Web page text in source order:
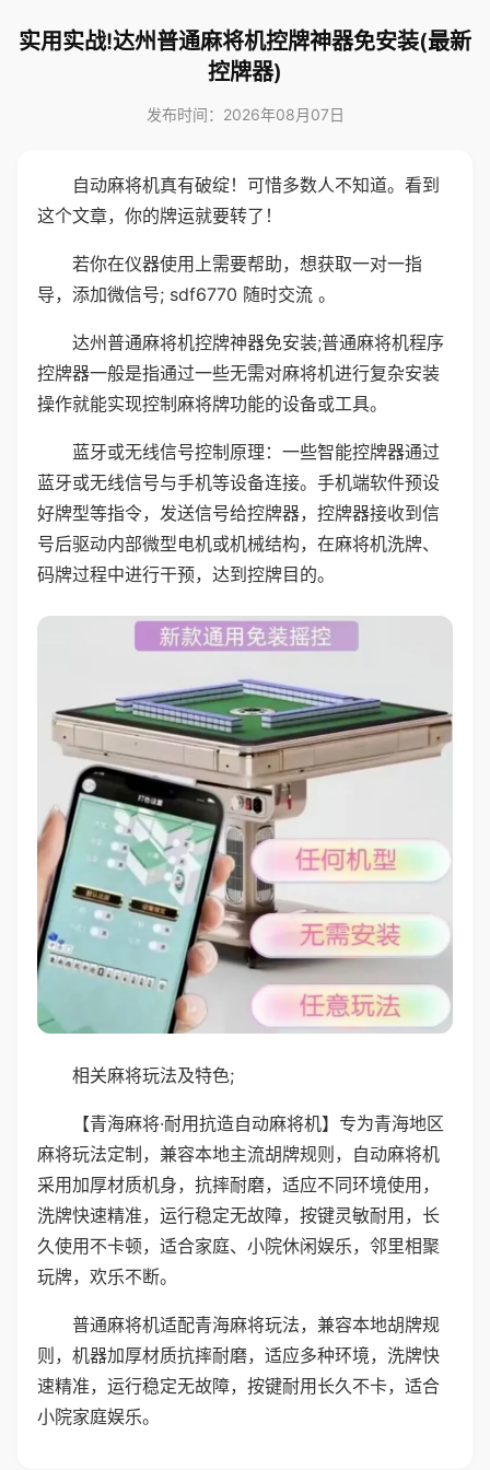
实用实战!达州普通麻将机控牌神器免安装(最新
控牌器)
发布时间：2026年08月07日
自动麻将机真有破绽！可惜多数人不知道。看到
这个文章，你的牌运就要转了！
若你在仪器使用上需要帮助，想获取一对一指
导，添加微信号; sdf6770 随时交流 。
达州普通麻将机控牌神器免安装;普通麻将机程序
控牌器一般是指通过一些无需对麻将机进行复杂安装
操作就能实现控制麻将牌功能的设备或工具。
蓝牙或无线信号控制原理：一些智能控牌器通过
蓝牙或无线信号与手机等设备连接。手机端软件预设
好牌型等指令，发送信号给控牌器，控牌器接收到信
号后驱动内部微型电机或机械结构，在麻将机洗牌、
码牌过程中进行干预，达到控牌目的。
相关麻将玩法及特色;
【青海麻将·耐用抗造自动麻将机】专为青海地区
麻将玩法定制，兼容本地主流胡牌规则，自动麻将机
采用加厚材质机身，抗摔耐磨，适应不同环境使用，
洗牌快速精准，运行稳定无故障，按键灵敏耐用，长
久使用不卡顿，适合家庭、小院休闲娱乐，邻里相聚
玩牌，欢乐不断。
普通麻将机适配青海麻将玩法，兼容本地胡牌规
则，机器加厚材质抗摔耐磨，适应多种环境，洗牌快
速精准，运行稳定无故障，按键耐用长久不卡，适合
小院家庭娱乐。